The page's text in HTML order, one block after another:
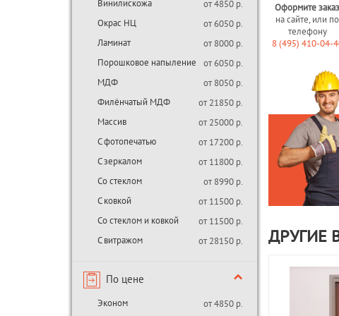
Винилискожа
от 4850 р.
Окрас НЦ
от 6050 р.
Ламинат
от 8000 р.
Порошковое напыление
от 6050 р.
МДФ
от 8050 р.
Филёнчатый МДФ
от 21850 р.
Массив
от 25000 р.
С фотопечатью
от 17200 р.
С зеркалом
от 11800 р.
Со стеклом
от 8990 р.
С ковкой
от 11500 р.
Со стеклом и ковкой
от 11500 р.
С витражом
от 28150 р.
По цене
Эконом от 4850 р.
Оформите заказ
на сайте, или по
телефону
8 (495) 410-04-
ДРУГИЕ